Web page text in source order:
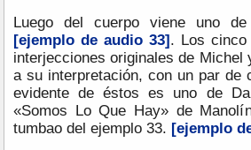
Luego del cuerpo viene uno
[ejemplo de audio 33]. Los cinco
interjecciones originales de
a su interpretación, con un par de
evidente de éstos es uno de
«Somos Lo Que Hay» de
tumbao del ejemplo 33. [ejemplo